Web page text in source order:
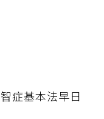
症基本法早日